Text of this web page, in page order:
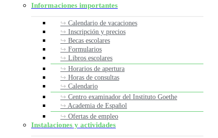
Informaciones importantes
Calendario de vacaciones
Inscripción y precios
Becas escolares
Formularios
Libros escolares
Horarios de apertura
Horas de consultas
Calendario
Centro examinador del Instituto Goethe
Academia de Español
Ofertas de empleo
Instalaciones y actividades